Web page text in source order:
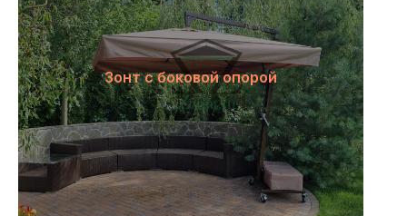
Зонт с боковой опорой